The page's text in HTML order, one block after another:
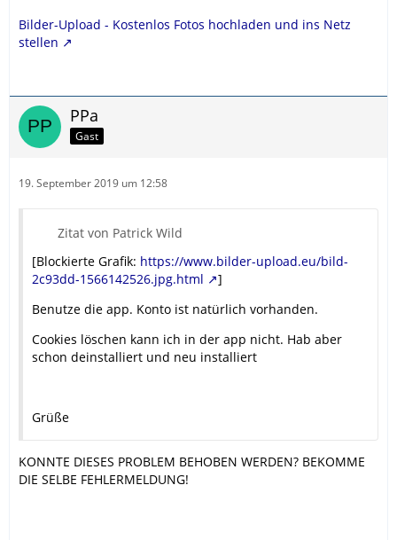
Bilder-Upload - Kostenlos Fotos hochladen und ins Netz
stellen
PPa
Gast
19. September 2019 um 12:58
Zitat von Patrick Wild
[Blockierte Grafik: https://www.bilder-upload.eu/bild-
2c93dd-1566142526.jpg.html
]
Benutze die app. Konto ist natürlich vorhanden.
Cookies löschen kann ich in der app nicht. Hab aber
schon deinstalliert und neu installiert
Grüße
KONNTE DIESES PROBLEM BEHOBEN WERDEN? BEKOMME
DIE SELBE FEHLERMELDUNG!